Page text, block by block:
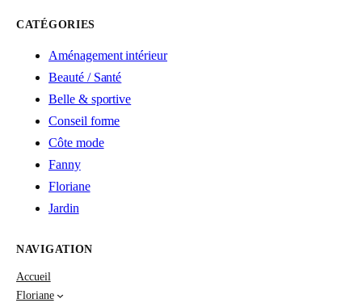
CATÉGORIES
Aménagement intérieur
Beauté / Santé
Belle & sportive
Conseil forme
Côte mode
Fanny
Floriane
Jardin
NAVIGATION
Accueil
Floriane